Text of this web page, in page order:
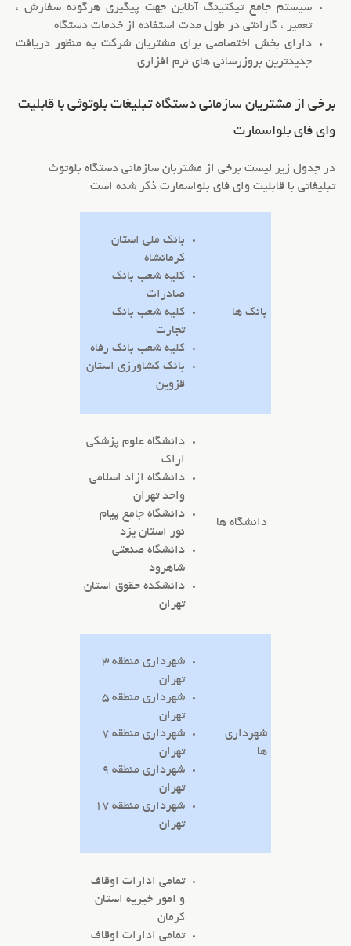
سیستم جامع تیکتینگ آنلاین جهت پیگیری هرگونه سفارش ،
تعمیر ، گارانتی در طول مدت استفاده از خدمات دستگاه
دارای بخش اختصاصی برای مشتریان شرکت به منظور دریافت
جدیدترین بروزرسانی های نرم افزاری
برخی از مشتریان سازمانی دستگاه تبلیغات بلوتوثی با قابلیت
وای فای بلواسمارت
در جدول زیر لیست برخی از مشتربان سازمانی دستگاه بلوتوث
تبلیغاتی با قابلیت وای فای بلواسمارت ذکر شده است
بانک ها
بانک ملی استان
کرمانشاه
کلیه شعب بانک
صادرات
کلیه شعب بانک
تجارت
کلیه شعب بانک رفاه
بانک کشاورزی استان
قزوین
دانشگاه ها
دانشگاه علوم پزشکی
اراک
دانشگاه ازاد اسلامی
واحد تهران
دانشگاه جامع پیام
نور استان یزد
دانشگاه صنعتی
شاهرود
دانشکده حقوق استان
تهران
شهرداری
ها
شهرداری منطقه 3
تهران
شهرداری منطقه 5
تهران
شهرداری منطقه 7
تهران
شهرداری منطقه 9
تهران
شهرداری منطقه 17
تهران
تمامی ادارات اوقاف
و امور خیریه استان
کرمان
تمامی ادارات اوقاف